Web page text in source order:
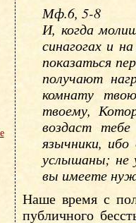
Мф.6, 5-8
И, когда
синагогах и
показаться
получают
комнату
твоему,
воздаст
язычники,
услышаны; не
вы имеете
Наше время с
публичного